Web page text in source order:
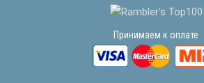
Принимаем к оплате